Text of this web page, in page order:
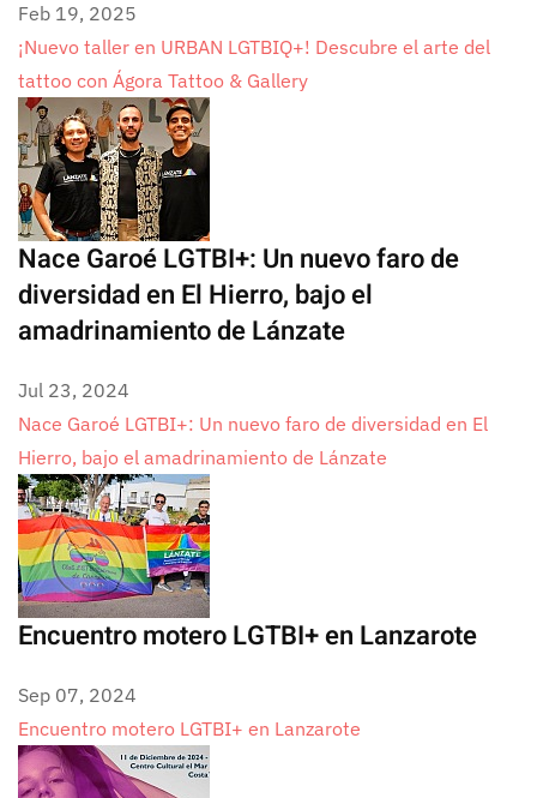
Feb 19, 2025
¡Nuevo taller en URBAN LGTBIQ+! Descubre el arte del
tattoo con Ágora Tattoo & Gallery
Nace Garoé LGTBI+: Un nuevo faro de
diversidad en El Hierro, bajo el
amadrinamiento de Lánzate
Jul 23, 2024
Nace Garoé LGTBI+: Un nuevo faro de diversidad en El
Hierro, bajo el amadrinamiento de Lánzate
Encuentro motero LGTBI+ en Lanzarote
Sep 07, 2024
Encuentro motero LGTBI+ en Lanzarote